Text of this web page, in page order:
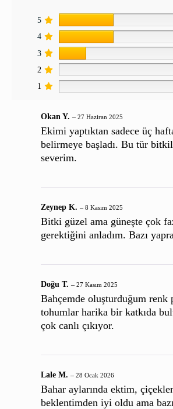
5
4
3
2
1
Okan Y. – 27 Haziran 2025
Ekimi yaptıktan sadece üç
belirmeye başladı. Bu tür
severim.
Zeynep K. – 8 Kasım 2025
Bitki güzel ama güneşte çok
gerektiğini anladım. Bazı
Doğu T. – 27 Kasım 2025
Bahçemde oluşturduğum renk
tohumlar harika bir katkıda
çok canlı çıkıyor.
Lale M. – 28 Ocak 2026
Bahar aylarında ektim,
beklentimden iyi oldu ama